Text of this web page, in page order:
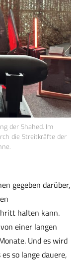
der Shahed. Im
die Streitkräfte der
gegeben darüber,
halten kann.
einer langen
Und es wird
so lange dauere,